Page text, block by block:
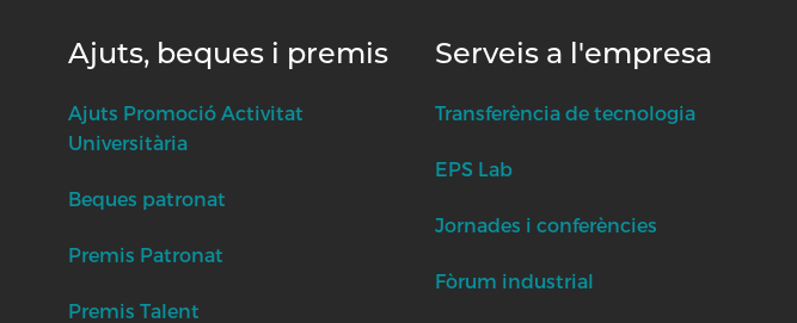
Ajuts, beques i premis
Ajuts Promoció Activitat
Universitària
Beques patronat
Premis Patronat
Premis Talent
Serveis a l'empresa
Transferència de tecnologia
EPS Lab
Jornades i conferències
Fòrum industrial